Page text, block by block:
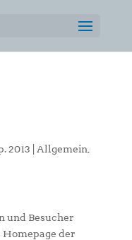
2013 Allgemein
und Besucher
Homepage der